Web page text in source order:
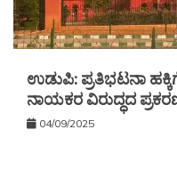
ಉಡುಪಿ: ಪ್ರತಿಭಟನಾ
ನಾಯಕರ ವಿರುದ್ಧದ
04/09/2025